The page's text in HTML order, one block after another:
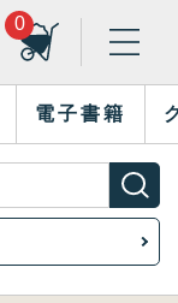
0
電子書籍